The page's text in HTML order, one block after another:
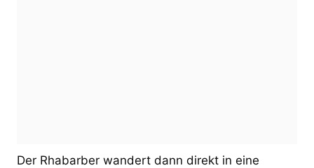
Der Rhabarber wandert dann direkt in eine